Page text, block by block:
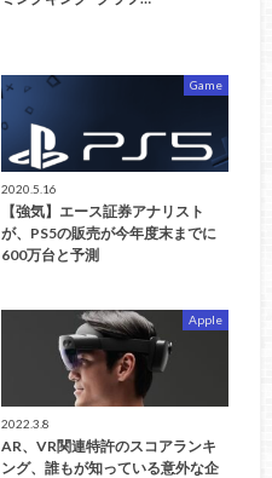
Game
2020.5.16
【強気】エース証券アナリスト
が、PS5の販売が今年度末までに
600万台と予測
Apple
2022.3.8
AR、VR関連特許のスコアランキ
ング、誰もが知っている意外な企